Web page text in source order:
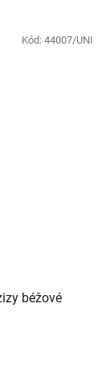
béžové
Kód: 44007/UNI